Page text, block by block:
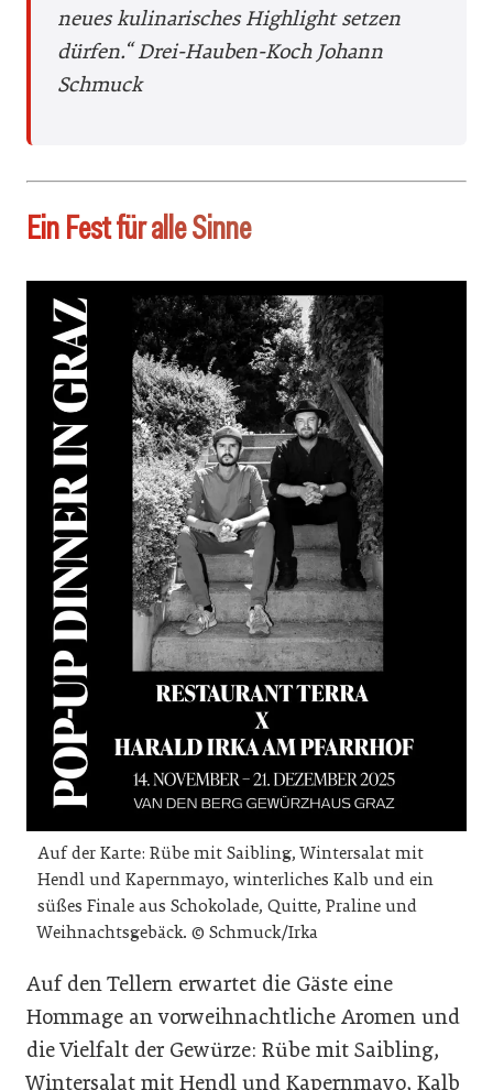
neues kulinarisches Highlight setzen
dürfen.“Drei-Hauben-Koch Johann
Schmuck
Ein Fest für alle Sinne
Auf der Karte: Rübe mit Saibling, Wintersalat mit
Hendl und Kapernmayo, winterliches Kalb und ein
süßes Finale aus Schokolade, Quitte, Praline und
Weihnachtsgebäck. © Schmuck/Irka
Auf den Tellern erwartet die Gäste eine
Hommage an vorweihnachtliche Aromen und
die Vielfalt der Gewürze: Rübe mit Saibling,
Wintersalat mit Hendl und Kapernmayo, Kalb